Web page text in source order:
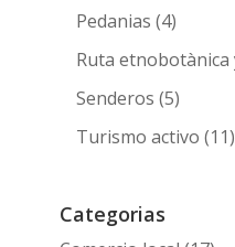
Pedanias (4)
Ruta
Senderos (5)
Turismo activo (11)
Categorias